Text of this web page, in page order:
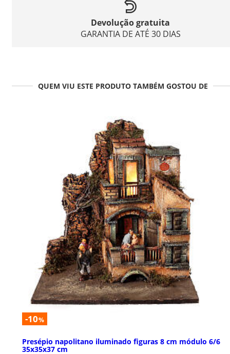
Devolução gratuita
GARANTIA DE ATÉ 30 DIAS
QUEM VIU ESTE PRODUTO TAMBÉM GOSTOU DE
-10%
Presépio napolitano iluminado figuras 8 cm módulo 6/6
35x35x37 cm